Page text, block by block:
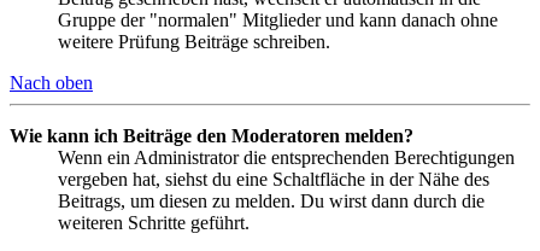
Gruppe der "normalen" Mitglieder und kann danach ohne
weitere Prüfung Beiträge schreiben.
Nach oben
Wie kann ich Beiträge den Moderatoren melden?
Wenn ein Administrator die entsprechenden Berechtigungen
vergeben hat, siehst du eine Schaltfläche in der Nähe des
Beitrags, um diesen zu melden. Du wirst dann durch die
weiteren Schritte geführt.